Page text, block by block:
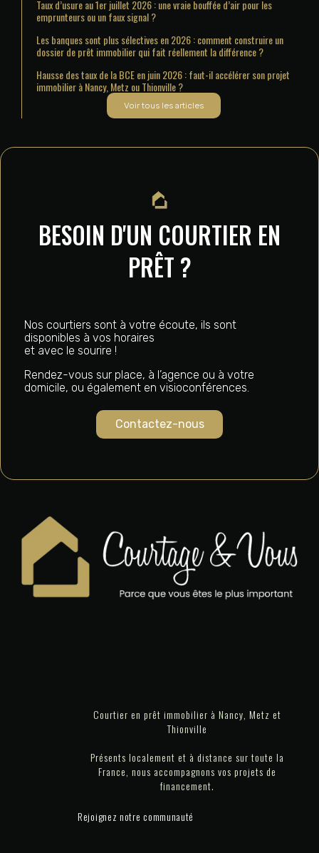
Taux d’usure au 1er juillet 2026 : une vraie bouffée d’air pour les
emprunteurs ou un faux signal ?
Les banques sont plus sélectives en 2026 : comment construire un
dossier de prêt immobilier qui fait réellement la différence ?
Hausse des taux de la BCE en juin 2026 : faut-il accélérer son projet
immobilier à Nancy, Metz ou Thionville ?
Voir tous les articles
BESOIN D'UN COURTIER EN
PRÊT ?
Nos courtiers sont à votre écoute, ils sont
disponibles à vos horaires
et avec le sourire !
Rendez-vous sur place, à l’agence ou à votre
domicile, ou également en visioconférences.
Contactez-nous
Courtier en prêt immobilier à Nancy, Metz et
Thionville
Présents localement et à distance sur toute la
France, nous accompagnons vos projets de
financement.
Rejoignez notre communauté